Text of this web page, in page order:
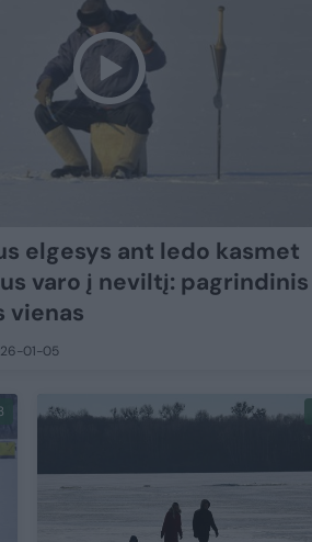
elgesys ant ledo kasmet
varo į neviltį: pagrindinis
vienas
01-05